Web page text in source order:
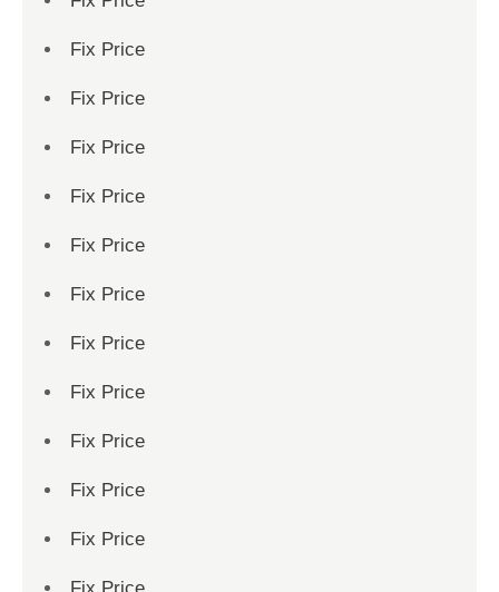
Fix Price
Fix Price
Fix Price
Fix Price
Fix Price
Fix Price
Fix Price
Fix Price
Fix Price
Fix Price
Fix Price